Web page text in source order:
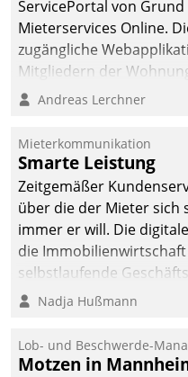
Mietenden zügiger und
effizienter zu bearbeiten.
ServicePortal von
Mieterservices Online.
zugängliche
Mitgliedern der
Kontaktaufnahme per
Andreas Lerchner
Mieterkommunikation
Smarte Leistung
Zeitgemäßer
über die der Mieter sich
immer er will. Die
die
selbstlaufende
Kunde und smart der
Nadja Hußmann
Lob- und Beschwerde-
Motzen in